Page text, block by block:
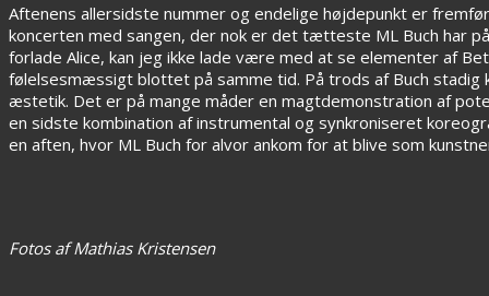
Aftenens allersidste nummer og endelige højdepunkt er
koncerten med sangen, der nok er det tætteste ML Buch har
forlade Alice, kan jeg ikke lade være med at se elementer af
følelsesmæssigt blottet på samme tid. På trods af Buch stadig
æstetik. Det er på mange måder en magtdemonstration af
en sidste kombination af instrumental og synkroniseret
en aften, hvor ML Buch for alvor ankom for at blive som
Fotos af Mathias Kristensen